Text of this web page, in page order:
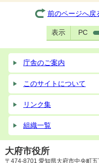
前のページへ戻
表示 PC
庁舎のご案内
このサイトについて
リンク集
組織一覧
大府市役所
〒474-8701 愛知県大府市中央町